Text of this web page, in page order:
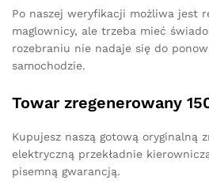
Po naszej weryfikacji możliwa jest
maglownicy, ale trzeba mieć
rozebraniu nie nadaje się do
samochodzie.
Towar zregenerowany
Kupujesz naszą gotową oryginalną
elektryczną przekładnie
pisemną gwarancją.